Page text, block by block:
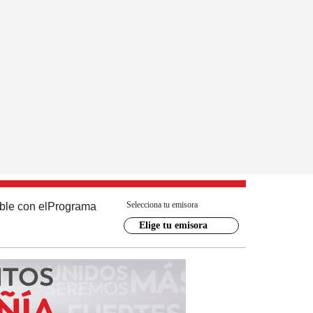
con el Programa Selecciona tu emisora
Elige tu emisora